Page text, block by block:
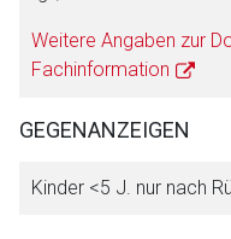
Weitere Angaben zur
Fachinformation
GEGENANZEIGEN
Kinder <5 J. nur nach